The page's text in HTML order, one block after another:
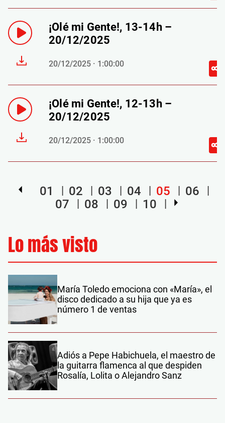
¡Olé mi Gente!, 13-14h –
20/12/2025
20/12/2025 · 1:00:00
¡Olé mi Gente!, 12-13h –
20/12/2025
20/12/2025 · 1:00:00
01 02 03 04 05
06
07
08 09 10
Lo más visto
María Toledo emociona con «María», el
disco dedicado a su hija que ya es
número 1 de ventas
Adiós a Pepe Habichuela, el maestro de
la guitarra flamenca al que despiden
Rosalía, Lolita o Alejandro Sanz